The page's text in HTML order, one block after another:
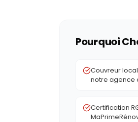
Pourquoi
Couvreur
notre agence
Certification